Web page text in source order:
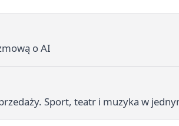
o AI
Sport, teatr i muzyka w